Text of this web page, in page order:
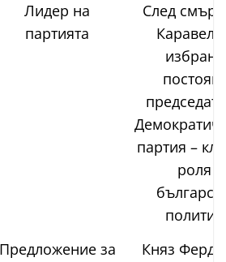
Лидер на
партията
След
избран
партия –
роля в
Предложение за
Княз